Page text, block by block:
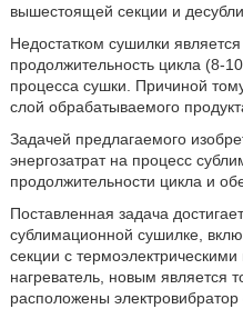
вышестоящей секции и
Недостатком сушилки
продолжительность цикла (8-
процесса сушки. Причиной
слой обрабатываемого
Задачей предлагаемого
энергозатрат на процесс
продолжительности цикла и
Поставленная задача
сублимационной сушилке,
секции с
нагреватель, новым является
расположены